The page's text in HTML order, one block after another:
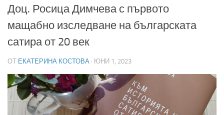
Доц. Росица Димчева с първото
мащабно изследване на българската
сатира от 20 век
ОТ ЕКАТЕРИНА КОСТОВА · ЮНИ 1, 2023